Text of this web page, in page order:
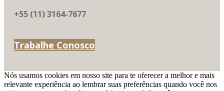
+55 (11) 3164-7677
Trabalhe Conosco
Nós usamos cookies em nosso site para te oferecer a melhor e mais
relevante experiência ao lembrar suas preferências quando você nos